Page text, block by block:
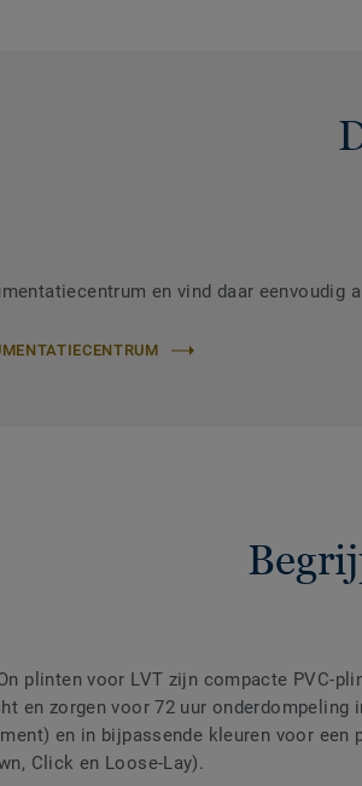
en vind daar eenvoudig
plinten voor LVT zijn compacte PVC-
en zorgen voor 72 uur
en in bijpassende kleuren voor
Click en Loose-Lay).